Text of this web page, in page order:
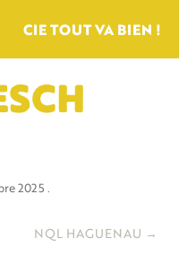
2025 .
NQL HAGUENAU →
CIE TOUT VA BIEN !